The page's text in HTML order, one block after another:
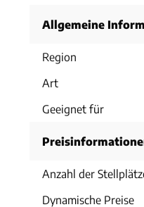
Allgemeine
Region
Art
Geeignet für
Anzahl der
Dynamische Preise